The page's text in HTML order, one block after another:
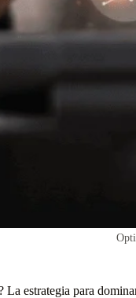
La estrategia para